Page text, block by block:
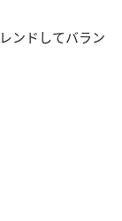
ンドしてバラン